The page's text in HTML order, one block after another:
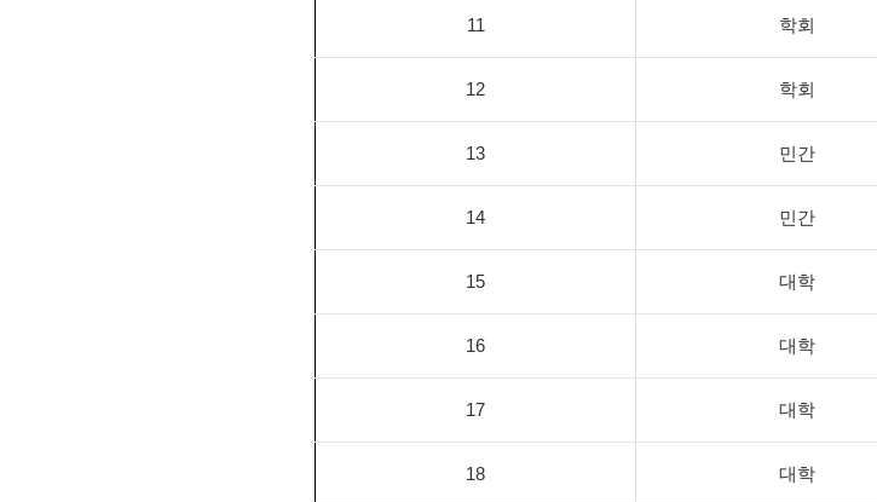
11 학회
12 학회
13 민간
14 민간
15 대학
16 대학
17 대학
18 대학